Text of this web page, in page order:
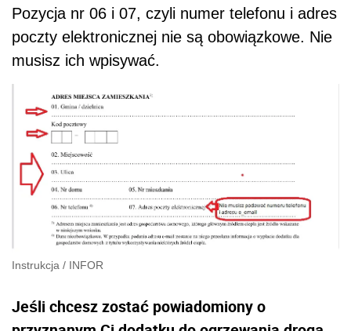
Pozycja nr 06 i 07, czyli numer telefonu i adres
poczty elektronicznej nie są obowiązkowe. Nie
musisz ich wpisywać.
Instrukcja / INFOR
Jeśli chcesz zostać powiadomiony o